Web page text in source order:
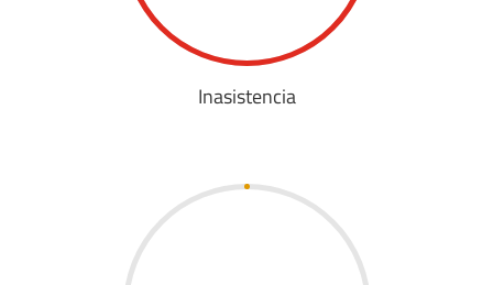
Inasistencia